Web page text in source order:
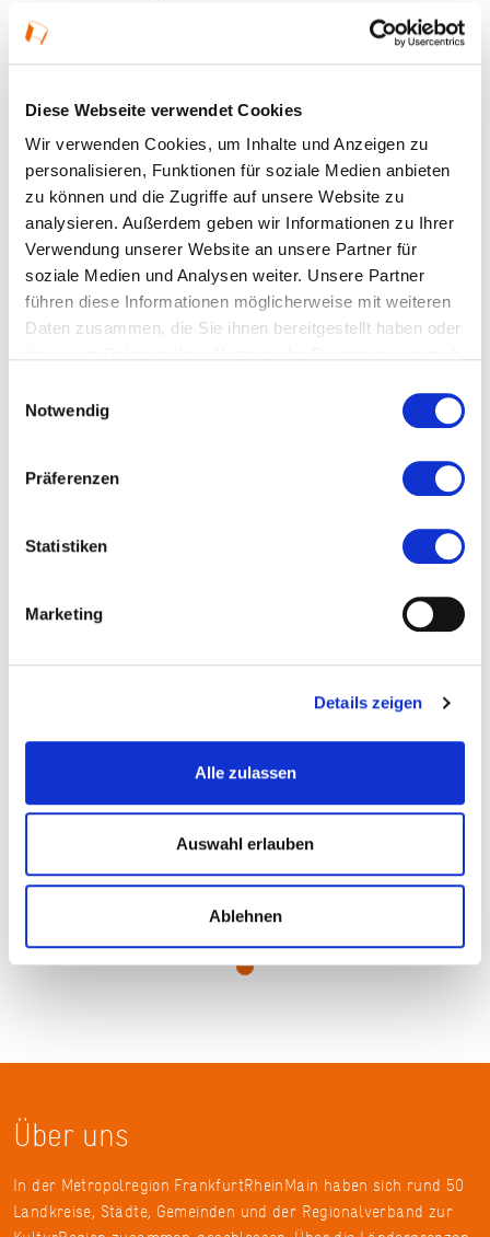
Diese Webseite verwendet Cookies
Wir verwenden Cookies, um Inhalte und Anzeigen zu
personalisieren, Funktionen für soziale Medien anbieten
zu können und die Zugriffe auf unsere Website zu
analysieren. Außerdem geben wir Informationen zu Ihrer
Verwendung unserer Website an unsere Partner für
soziale Medien und Analysen weiter. Unsere Partner
führen diese Informationen möglicherweise mit weiteren
Daten zusammen, die Sie ihnen bereitgestellt haben oder
Notwendig
Präferenzen
Statistiken
Marketing
Details zeigen
Alle zulassen
Auswahl erlauben
Ablehnen
12.09.2026, 14:00 Uhr — 16:30 Uhr in Oberursel
(Taunus)
Veranstaltungstyp:Ausstellung
Altersgruppe:14+
Über uns
In der Metropolregion FrankfurtRheinMain haben sich rund 50
Landkreise, Städte, Gemeinden und der Regionalverband zur